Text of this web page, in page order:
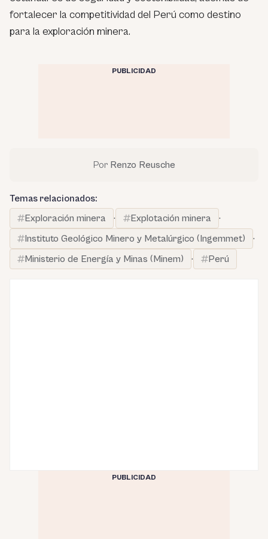
fortalecer la competitividad del Perú como destino
para la exploración minera.
PUBLICIDAD
Por Renzo Reusche
Temas relacionados:
Exploración minera
· Explotación minera
·
Instituto Geológico Minero y Metalúrgico (Ingemmet)
·
Ministerio de Energía y Minas (Minem)
· Perú
PUBLICIDAD